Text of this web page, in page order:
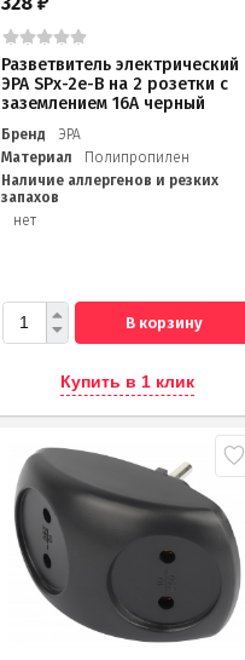
₽
Разветвитель электрический
ЭРА SPx-2e-B на 2 розетки с
заземлением 16А черный
Бренд
ЭРА
Материал
Полипропилен
Наличие аллергенов и резких
запахов
нет
В корзину
Купить в 1 клик